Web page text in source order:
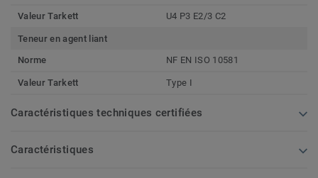
Valeur Tarkett U4 P3 E2/3 C2
Teneur en agent liant
Norme
NF EN ISO 10581
Valeur Tarkett Type I
Caractéristiques techniques certifiées
Caractéristiques